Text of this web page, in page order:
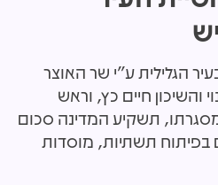
הגלילית ע"י שר האוצר
והשיכון חיים כץ, וראש
תשקיע המדינה סכום
בפיתוח תשתיות, מוסדות